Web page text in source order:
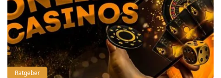
Ratgeber